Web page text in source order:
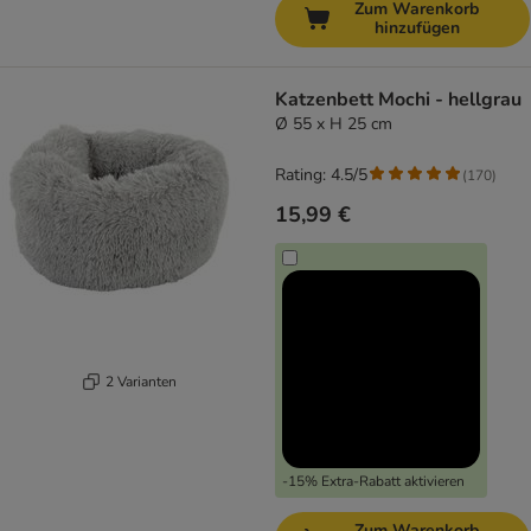
Zum Warenkorb
hinzufügen
2 Varianten
Katzenbett Mochi - hellgrau
Ø 55 x H 25 cm
15,99 €
-15% Extra-Rabatt aktivieren
Rating: 4.5/5 (170)